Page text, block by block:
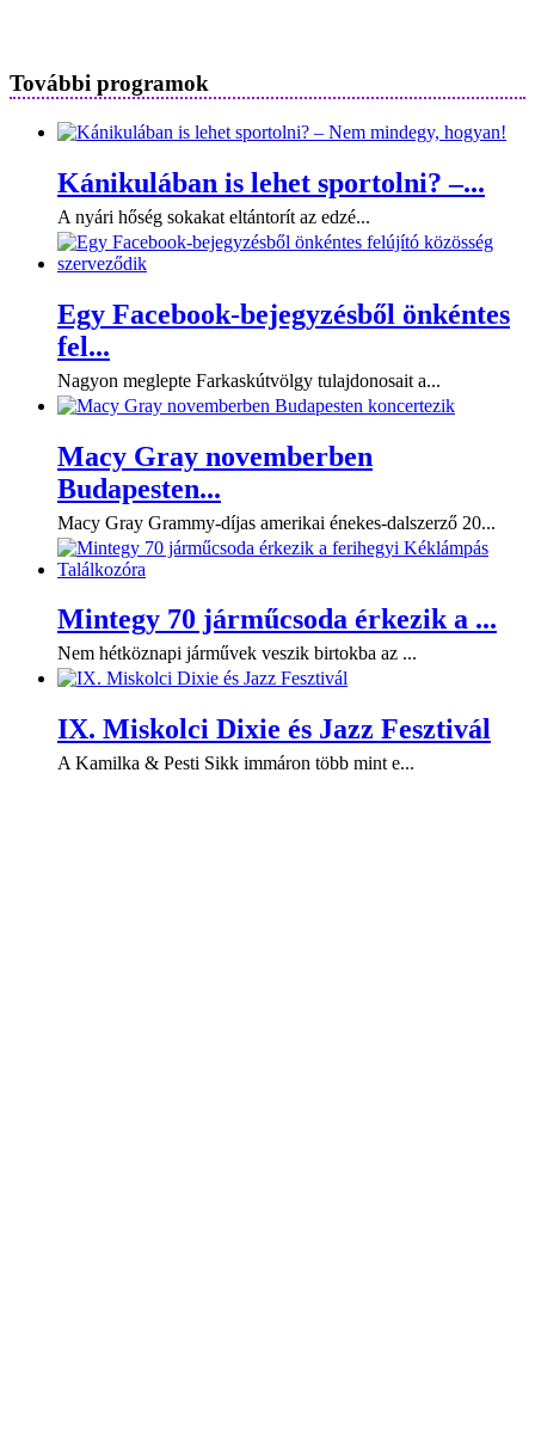
További programok
Kánikulában is lehet sportolni? –...
A nyári hőség sokakat eltántorít az edzé...
Egy Facebook-bejegyzésből önkéntes
fel...
Nagyon meglepte Farkaskútvölgy tulajdonosait a...
Macy Gray novemberben
Budapesten...
Macy Gray Grammy-díjas amerikai énekes-dalszerző 20...
Mintegy 70 járműcsoda érkezik a ...
Nem hétköznapi járművek veszik birtokba az ...
IX. Miskolci Dixie és Jazz Fesztivál
A Kamilka & Pesti Sikk immáron több mint e...